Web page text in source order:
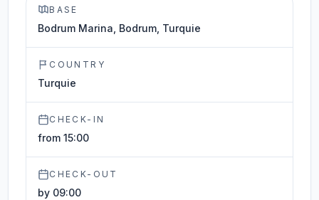
BASE
Bodrum Marina, Bodrum, Turquie
COUNTRY
Turquie
CHECK-IN
from 15:00
CHECK-OUT
by 09:00